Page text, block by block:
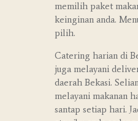
memilih paket
keinginan anda.
pilih.
Catering harian di
juga melayani
daerah Bekasi.
melayani makanan
santap setiap hari.